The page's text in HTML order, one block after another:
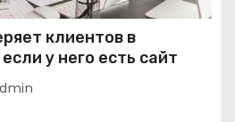
клиентов в
у него есть сайт